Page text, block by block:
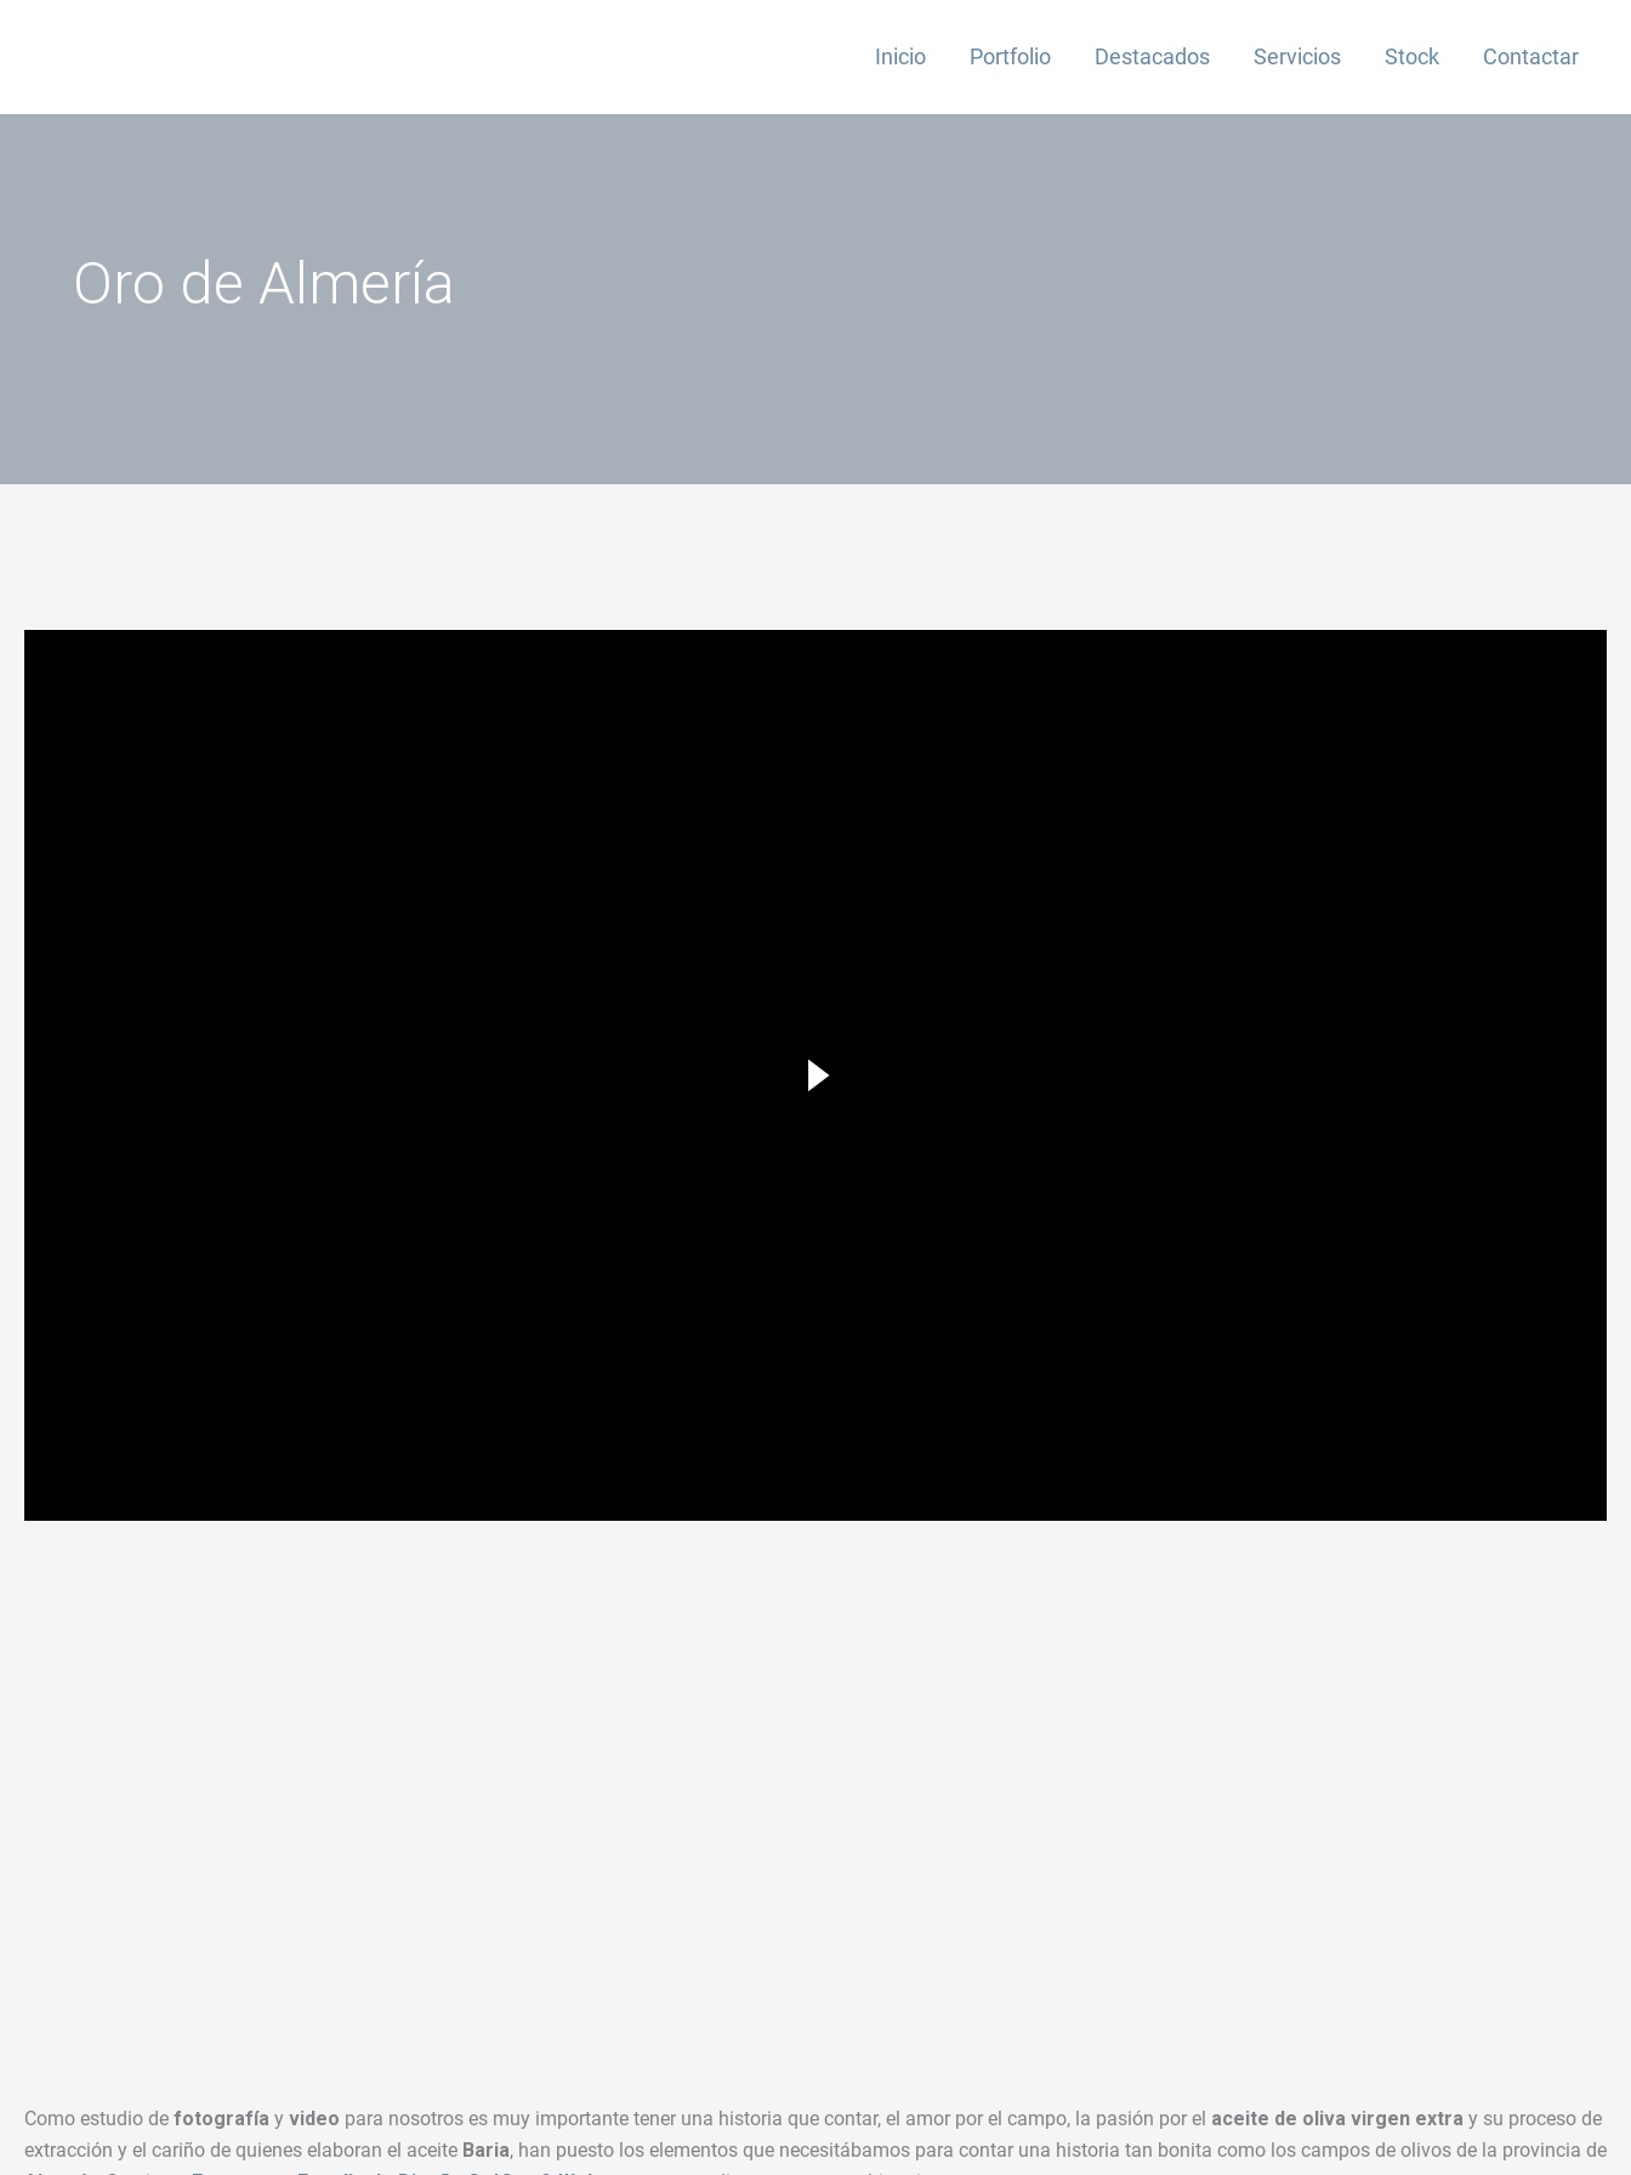
Inicio Portfolio Destacados Servicios Stock Contactar
Oro de Almería
Como estudio de fotografía y video para nosotros es muy importante tener una historia que contar, el amor por el campo, la pasión por el aceite de oliva virgen extra y su proceso de
extracción y el cariño de quienes elaboran el aceite Baria, han puesto los elementos que necesitábamos para contar una historia tan bonita como los campos de olivos de la provincia de